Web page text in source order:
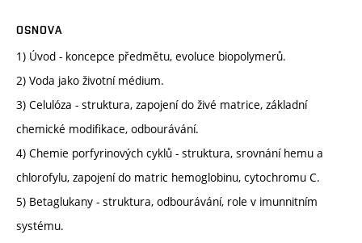
OSNOVA
1) Úvod - koncepce předmětu, evoluce biopolymerů.
2) Voda jako životní médium.
3) Celulóza - struktura, zapojení do živé matrice, základní
chemické modifikace, odbourávání.
4) Chemie porfyrinových cyklů - struktura, srovnání hemu a
chlorofylu, zapojení do matric hemoglobinu, cytochromu C.
5) Betaglukany - struktura, odbourávání, role v imunnitním
systému.